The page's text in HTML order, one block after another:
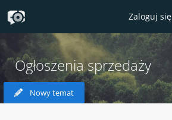
Zaloguj się
Ogłoszenia sprzedaży
Nowy temat